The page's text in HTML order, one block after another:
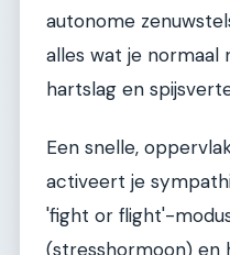
autonome
alles wat je normaal
hartslag en
Een snelle,
activeert je
'fight or flight'-
(stresshormoon) en